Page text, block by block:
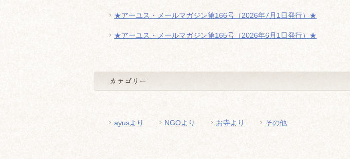
★アーユス・メールマガジン第166号（2026年7月1日発行）★
★アーユス・メールマガジン第165号（2026年6月1日発行）★
ayusより NGOより お寺より その他